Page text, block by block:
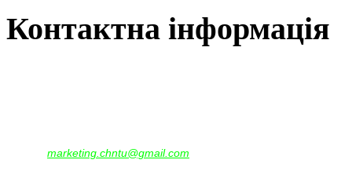
Контактна інформація
marketing.chntu@gmail.com